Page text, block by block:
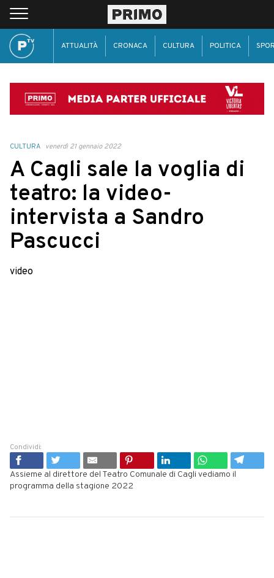
ATTUALITÀ CRONACA CULTURA POLITICA
CULTURA venerdì 21 gennaio 2022
A Cagli sale la voglia di
teatro: la video-
intervista a Sandro
Pascucci
video
Condividi:
Assieme al direttore del Teatro Comunale di Cagli vediamo il
programma della stagione 2022